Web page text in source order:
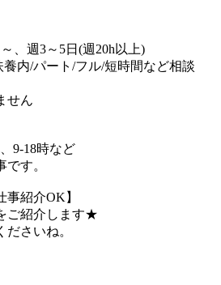
、週3～5日(週20h以上)
内/パート/フル/短時間など相談
せん
9-18時など
す。
紹介OK】
ご紹介します★
さいね。